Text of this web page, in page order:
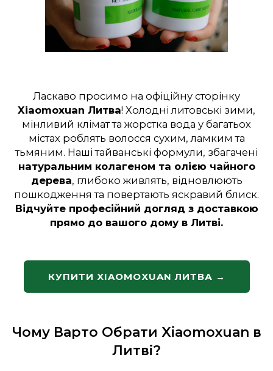
Ласкаво просимо на офіційну сторінку
Xiaomoxuan Литва! Холодні литовські зими,
мінливий клімат та жорстка вода у багатьох
містах роблять волосся сухим, ламким та
тьмяним. Наші тайванські формули, збагачені
натуральним колагеном та олією чайного
дерева, глибоко живлять, відновлюють
пошкодження та повертають яскравий блиск.
Відчуйте професійний догляд з доставкою
прямо до вашого дому в Литві.
КУПИТИ XIAOMOXUAN ЛИТВА →
Чому Варто Обрати Xiaomoxuan в
Литві?